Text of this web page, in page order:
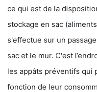
ce qui est de la
stockage en sac
s'effectue sur un
sac et le mur. C'est
les appâts préventifs qui
fonction de leur